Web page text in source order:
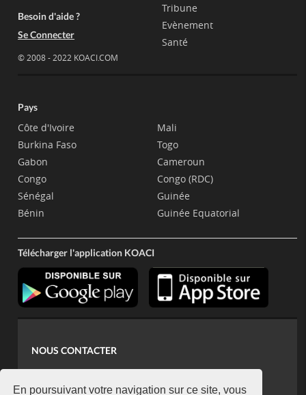
En poursuivant votre navigation sur ce site, vous
Besoin d'aide ?
Se Connecter
© 2008 - 2022 KOACI.COM
Tribune
Evènement
Santé
Pays
Côte d'Ivoire
Burkina Faso
Gabon
Congo
Sénégal
Bénin
Mali
Togo
Cameroun
Congo (RDC)
Guinée
Guinée Equatorial
Télécharger l'application KOACI
NOUS CONTACTER